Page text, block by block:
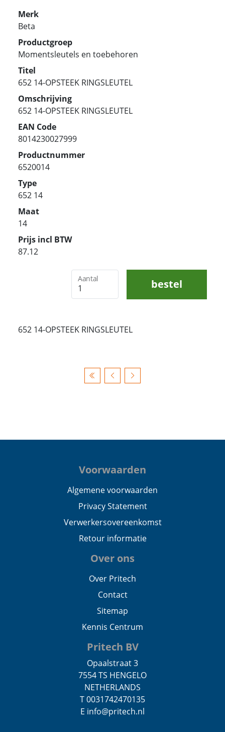
Merk
Beta
Productgroep
Momentsleutels en toebehoren
Titel
652 14-OPSTEEK RINGSLEUTEL
Omschrijving
652 14-OPSTEEK RINGSLEUTEL
EAN Code
8014230027999
Productnummer
6520014
Type
652 14
Maat
14
Prijs incl BTW
87.12
Aantal bestel
652 14-OPSTEEK RINGSLEUTEL
Voorwaarden
Algemene voorwaarden
Privacy Statement
Verwerkersovereenkomst
Retour informatie
Over ons
Over Pritech
Contact
Sitemap
Kennis Centrum
Pritech BV
Opaalstraat 3
7554 TS HENGELO
NETHERLANDS
T 0031742470135
E info@pritech.nl